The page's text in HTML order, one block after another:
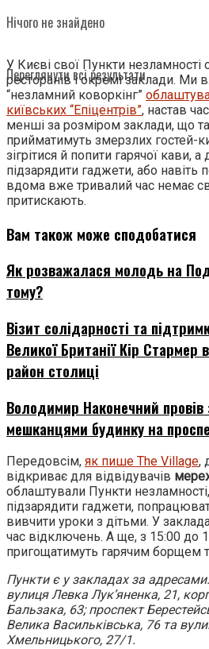
Нічого не знайдено
Переглянути всі результати
У Києві свої Пункти
ресторанів і окремі заклади. Ми
“незламний коворкінг”
київських “Епіцентрів”, настав
менші за розміром заклади, що
прийматимуть змерзлих гостей-
зігрітися й попити гарячої кави,
підзарядити гаджети, або
вдома вже тривалий час немає
притискають.
Вам також може сподобатися
Як розважалася молодь на
тому?
Візит солідарності та
Великої Британії Кір Стармер
район столиці
Володимир Наконечний провів
мешканцями будинку на
Передовсім, як пише The Village,
відкриває для відвідувачів
облаштували Пункти
підзарядити гаджети,
вивчити уроки з дітьми. У
час відключень. А ще, з 15:00 до
пригощатимуть гарячим борщем
Пункти є у закладах за
вулиця Левка Лук’яненка, 21,
Бальзака, 63; проспект
Велика Васильківська, 76 та
Хмельницького, 27/1.